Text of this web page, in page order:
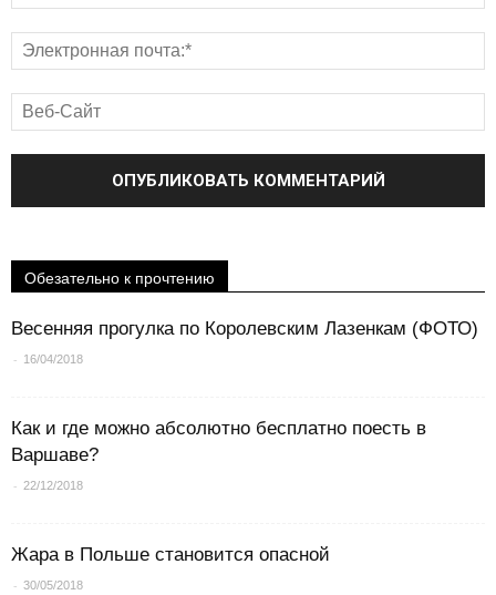
Обезательно к прочтению
Весенняя прогулка по Королевским Лазенкам (ФОТО)
- 16/04/2018
Как и где можно абсолютно бесплатно поесть в
Варшаве?
- 22/12/2018
Жара в Польше становится опасной
- 30/05/2018